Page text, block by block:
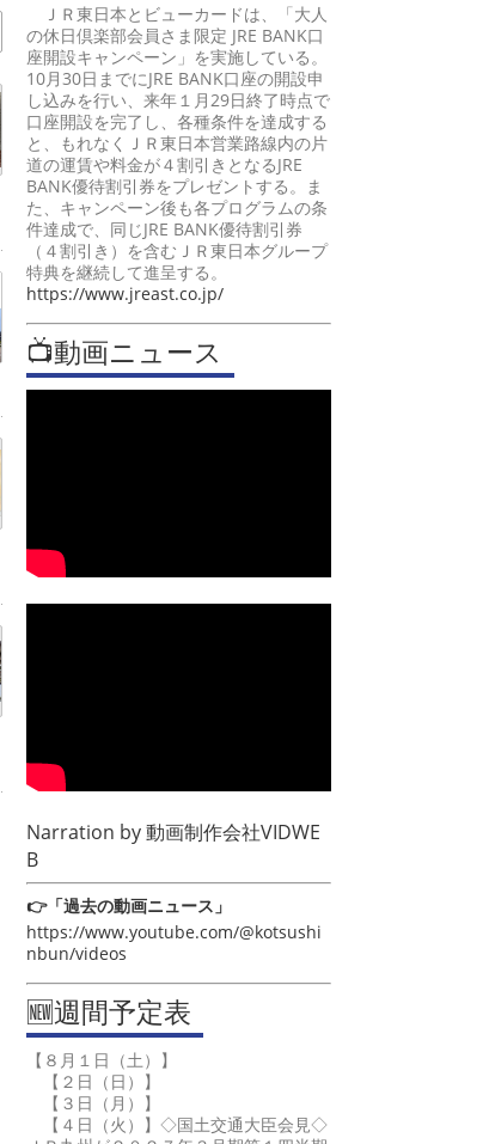
ＪＲ東日本とビューカードは、「大人
の休日倶楽部会員さま限定 JRE BANK口
座開設キャンペーン」を実施している。
10月30日までにJRE BANK口座の開設申
し込みを行い、来年１月29日終了時点で
口座開設を完了し、各種条件を達成する
と、もれなくＪＲ東日本営業路線内の片
道の運賃や料金が４割引きとなるJRE
BANK優待割引券をプレゼントする。ま
た、キャンペーン後も各プログラムの条
件達成で、同じJRE BANK優待割引券
（４割引き）を含むＪＲ東日本グループ
特典を継続して進呈する。
https://www.jreast.co.jp/
📺動画ニュース
Narration by動画制作会社VIDWE
B
👉「過去の動画ニュース」
https://www.youtube.com/@kotsushi
nbun/videos
🆕週間予定表
【８月１日（土）】
【２日（日）】
【３日（月）】
【４日（火）】◇国土交通大臣会見◇